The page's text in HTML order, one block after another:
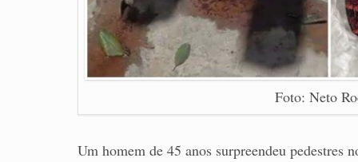
Foto: Neto
Um homem de 45 anos surpreendeu